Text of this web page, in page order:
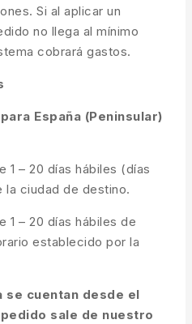
Si al aplicar un
no llega al mínimo
cobrará gastos.
España (Peninsular)
1 – 20 días hábiles (días
la ciudad de destino.
1 – 20 días hábiles de
establecido por la
se cuentan desde el
sale de nuestro